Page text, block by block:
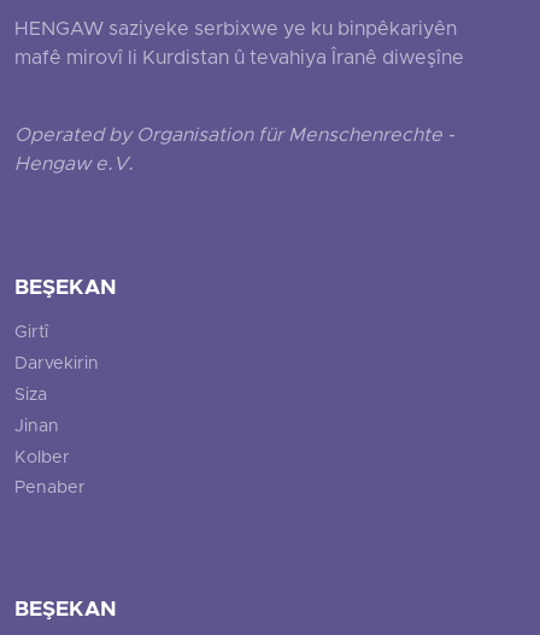
HENGAW saziyeke serbixwe ye ku binpêkariyên
mafê mirovî li Kurdistan û tevahiya Îranê diweşîne
Operated by Organisation für Menschenrechte -
Hengaw e.V.
BEŞEKAN
Girtî
Darvekirin
Siza
Jinan
Kolber
Penaber
BEŞEKAN